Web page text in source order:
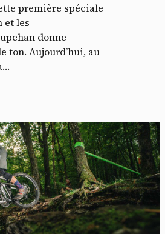
première spéciale
et les
donne
ton. Aujourd’hui, au